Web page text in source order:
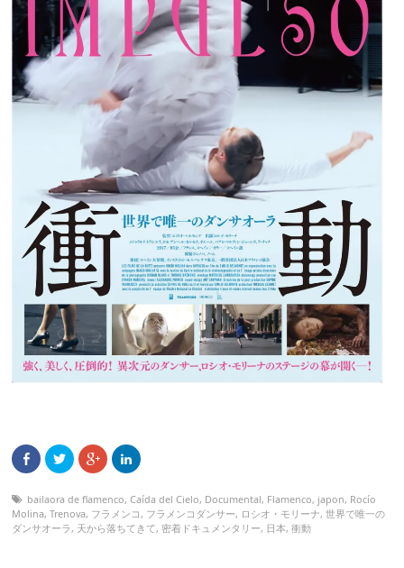
bailaora de flamenco,Caída del Cielo, Documental, Flamenco, japon, Rocío
Molina,Trenova, フラメンコ, フラメンコダンサー, ロシオ・モリーナ,世界で唯一の
ダンサオーラ, 天から落ちてきて, 密着ドキュメンタリー, 日本,衝動